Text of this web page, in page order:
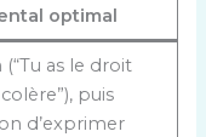
optimal
as le droit
puis
d’exprimer